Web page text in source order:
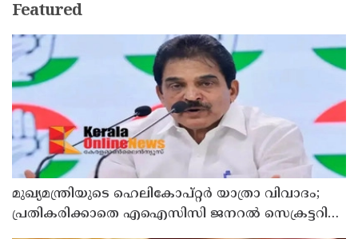
Featured
മുഖ്യമന്ത്രിയുടെ ഹെലികോപ്റ്റര്‍ യാത്രാ വിവാദം;
പ്രതികരിക്കാതെ എഐസിസി ജനറല്‍ സെക്രട്ടറി